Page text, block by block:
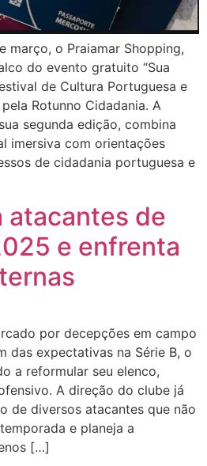
março, o Praiamar Shopping,
do evento gratuito “Sua
de Cultura Portuguesa e
Rotunno Cidadania. A
segunda edição, combina
imersiva com orientações
de cidadania portuguesa e
atacantes de
e enfrenta
por decepções em campo
das expectativas na Série B, o
a reformular seu elenco,
A direção do clube já
de diversos atacantes que não
e planeja a
[…]